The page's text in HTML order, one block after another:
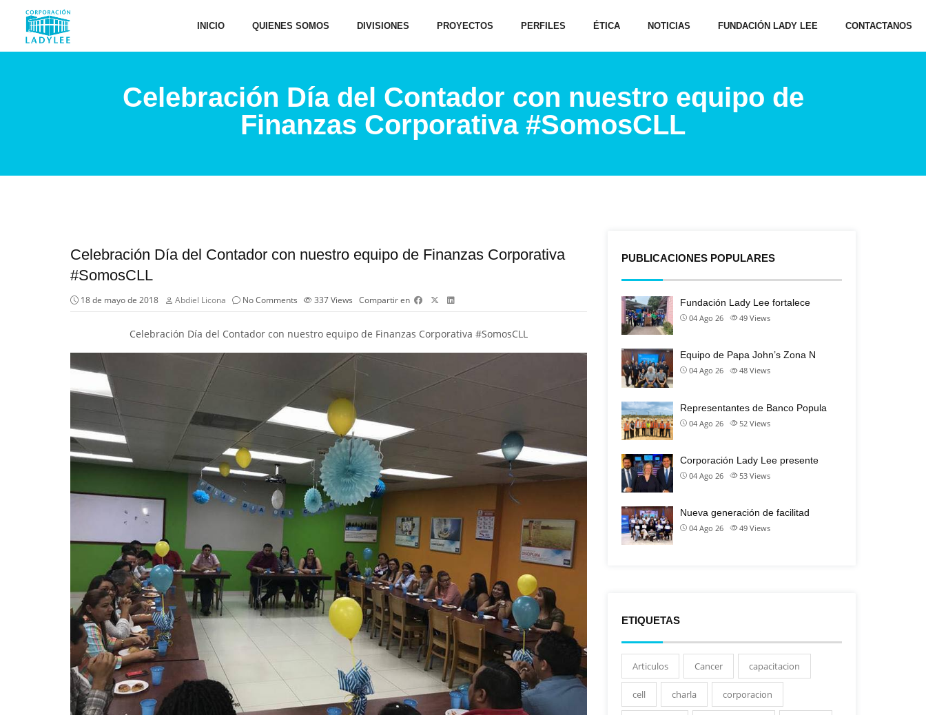
INICIO QUIENES SOMOS DIVISIONES PROYECTOS PERFILES ÉTICA NOTICIAS FUNDACIÓN LADY LEE CONTACTANOS
Celebración Día del Contador con nuestro equipo de
Finanzas Corporativa #SomosCLL
Celebración Día del Contador con nuestro equipo de Finanzas Corporativa
#SomosCLL
18 de mayo de 2018 Abdiel Licona No Comments 337Views Compartir en
Celebración Día del Contador con nuestro equipo de Finanzas Corporativa #SomosCLL
PUBLICACIONES POPULARES
Fundación Lady Lee fortalece
04 Ago 26 49 Views
Equipo de Papa John’s Zona N
04 Ago 26 48 Views
Representantes de Banco Popula
04 Ago 26 52 Views
Corporación Lady Lee presente
04 Ago 26 53 Views
Nueva generación de facilitad
04 Ago 26 49 Views
ETIQUETAS
Articulos Cancer capacitacion
cell charla corporacion